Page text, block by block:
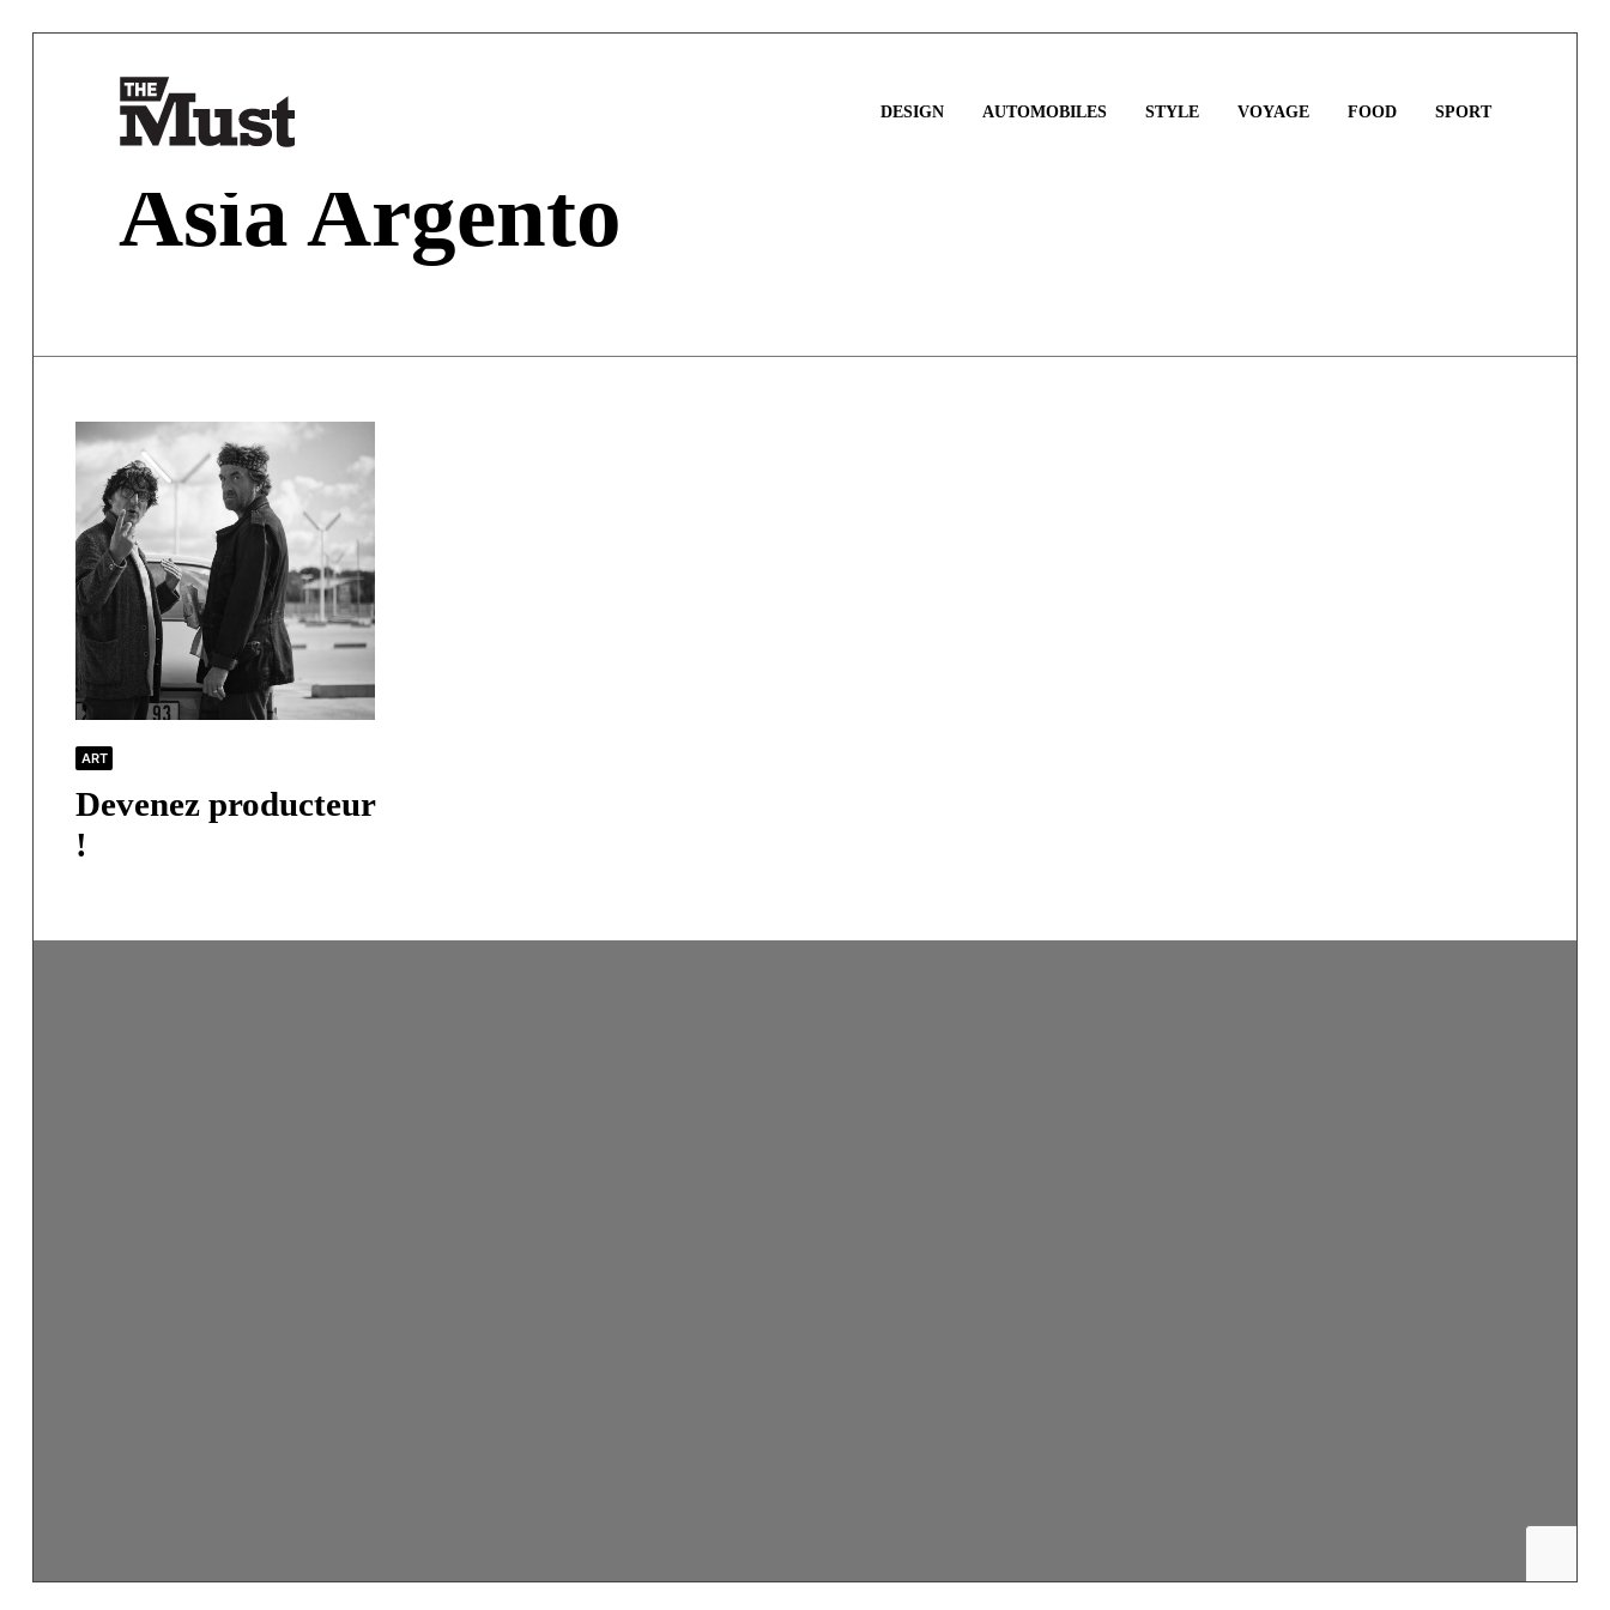
DESIGN AUTOMOBILES STYLE VOYAGE FOOD SPORT
Asia Argento
ART
Devenez producteur
!